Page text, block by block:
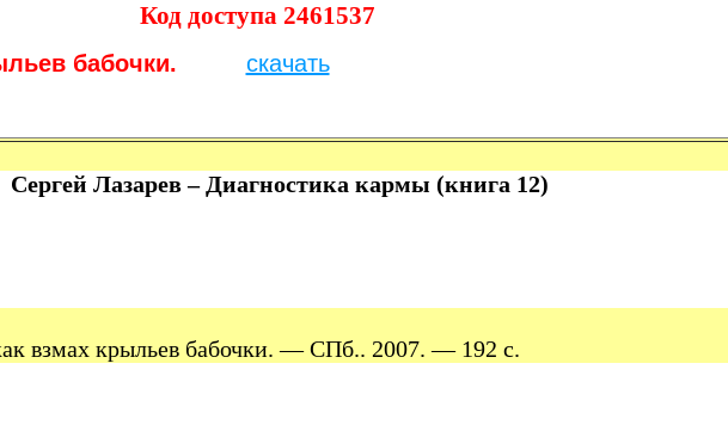
Код доступа 2461537
бабочки. скачать
Сергей Лазарев – Диагностика кармы (книга 12)
взмах крыльев бабочки. — СПб.. 2007. — 192 с.